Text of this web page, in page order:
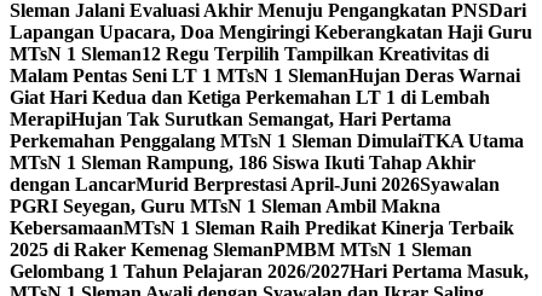
Sleman Jalani Evaluasi Akhir Menuju Pengangkatan PNSDari
Lapangan Upacara, Doa Mengiringi Keberangkatan Haji Guru
MTsN 1 Sleman12 Regu Terpilih Tampilkan Kreativitas di
Malam Pentas Seni LT 1 MTsN 1 SlemanHujan Deras Warnai
Giat Hari Kedua dan Ketiga Perkemahan LT 1 di Lembah
MerapiHujan Tak Surutkan Semangat, Hari Pertama
Perkemahan Penggalang MTsN 1 Sleman DimulaiTKA Utama
MTsN 1 Sleman Rampung, 186 Siswa Ikuti Tahap Akhir
dengan LancarMurid Berprestasi April-Juni 2026Syawalan
PGRI Seyegan, Guru MTsN 1 Sleman Ambil Makna
KebersamaanMTsN 1 Sleman Raih Predikat Kinerja Terbaik
2025 di Raker Kemenag SlemanPMBM MTsN 1 Sleman
Gelombang 1 Tahun Pelajaran 2026/2027Hari Pertama Masuk,